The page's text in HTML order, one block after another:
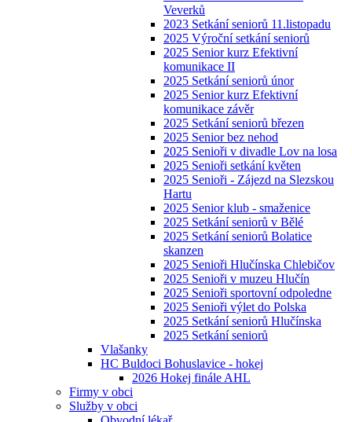
Veverků
2023 Setkání seniorů 11.listopadu
2025 Výroční setkání seniorů
2025 Senior kurz Efektivní
komunikace II
2025 Setkání seniorů únor
2025 Senior kurz Efektivní
komunikace závěr
2025 Setkání seniorů březen
2025 Senior bez nehod
2025 Senioři v divadle Lov na losa
2025 Senioři setkání květen
2025 Senioři - Zájezd na Slezskou
Hartu
2025 Senior klub - smaženice
2025 Setkání seniorů v Bělé
2025 Setkání seniorů Bolatice
skanzen
2025 Senioři Hlučínska Chlebičov
2025 Senioři v muzeu Hlučín
2025 Senioři sportovní odpoledne
2025 Senioři výlet do Polska
2025 Setkání seniorů Hlučínska
2025 Setkání seniorů
Vlašanky
HC Buldoci Bohuslavice - hokej
2026 Hokej finále AHL
Firmy v obci
Služby v obci